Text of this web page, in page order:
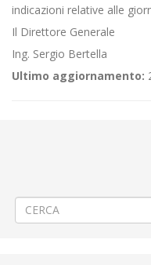
indicazioni relative alle
Il Direttore Generale
Ing. Sergio Bertella
Ultimo aggiornamento: